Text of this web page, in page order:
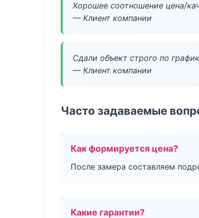
Хорошее соотношение цена/
— Клиент компании
Сдали объект строго по
— Клиент компании
Часто задаваемые
Как формируется цена?
После замера составляем
Какие гарантии?